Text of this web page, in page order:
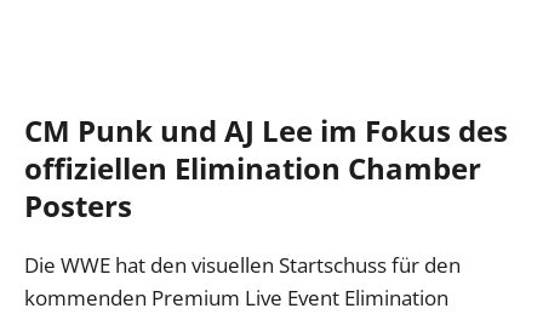
CM Punk und AJ Lee im Fokus des
offiziellen Elimination Chamber
Posters
Die WWE hat den visuellen Startschuss für den
kommenden Premium Live Event Elimination